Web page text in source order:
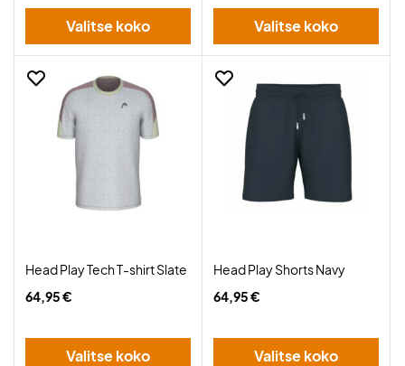
Valitse koko Valitse koko
Head Play Tech T-shirt Slate
64,95 €
Valitse koko
Head Play Shorts Navy
64,95 €
Valitse koko